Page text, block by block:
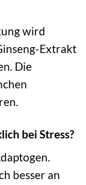
wird
Extrakt
Die
bei Stress?
besser an